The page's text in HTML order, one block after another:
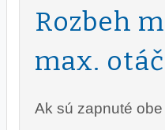
Rozbeh
max.
Ak sú zapnuté